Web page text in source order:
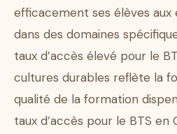
efficacement ses élèves aux
dans des domaines
taux d’accès élevé pour le
cultures durables reflète la
qualité de la formation
taux d’accès pour le BTS